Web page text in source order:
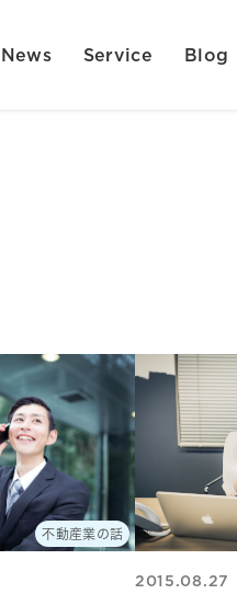
News Service Blog
不動産業の話
2015.08.27